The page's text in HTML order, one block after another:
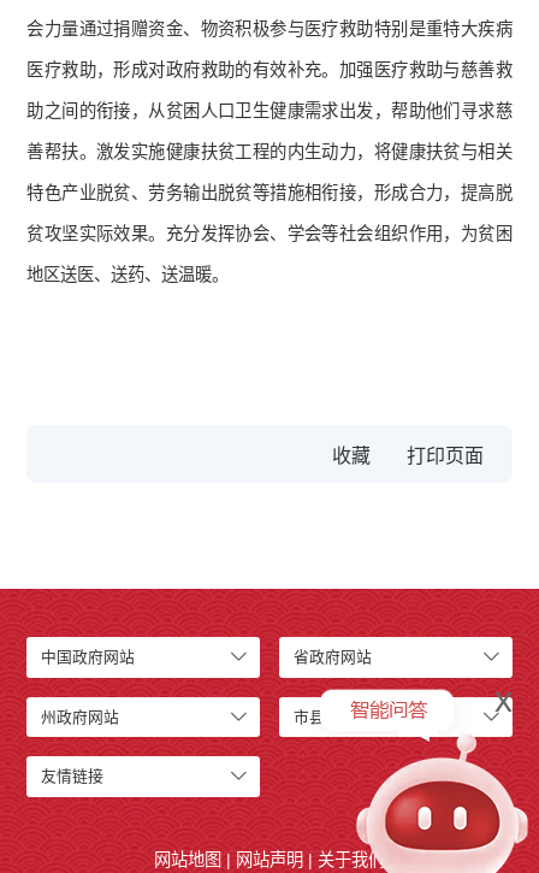
会力量通过捐赠资金、物资积极参与医疗救助特别是重特大疾病
医疗救助，形成对政府救助的有效补充。加强医疗救助与慈善救
助之间的衔接，从贫困人口卫生健康需求出发，帮助他们寻求慈
善帮扶。激发实施健康扶贫工程的内生动力，将健康扶贫与相关
特色产业脱贫、劳务输出脱贫等措施相衔接，形成合力，提高脱
贫攻坚实际效果。充分发挥协会、学会等社会组织作用，为贫困
地区送医、送药、送温暖。
收藏
中国政府网站 省政府网站
州政府网站 市县级网站
友情链接
网站地图 | 网站声明 | 关于我们
x